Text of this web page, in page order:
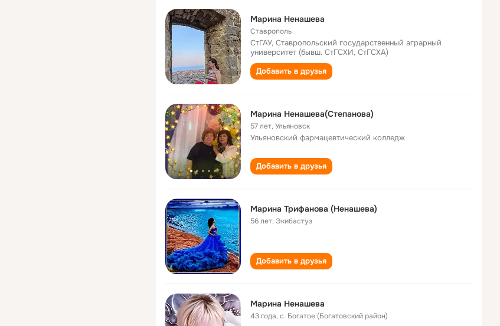
Марина Ненашева
Ставрополь
СтГАУ, Ставропольский государственный аграрный
университет (бывш. СтГСХИ, СтГСХА)
Добавить в друзья
Марина Ненашева(Степанова)
57 лет,Ульяновск
Ульяновский фармацевтический колледж
Добавить в друзья
Марина Трифанова (Ненашева)
56 лет, Экибастуз
Добавить в друзья
Марина Ненашева
43 года,с. Богатое (Богатовский район)